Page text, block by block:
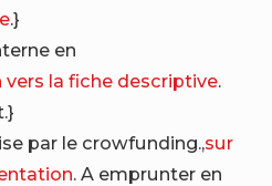
.}
en
vers la fiche descriptive.
par le crowfunding.,sur
. A emprunter en